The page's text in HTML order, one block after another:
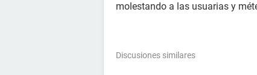
molestando a las usuarias y
Discusiones similares